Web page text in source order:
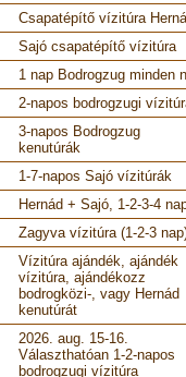
Csapatépítő vízitúra
Sajó csapatépítő vízitúra
1 nap Bodrogzug minden
2-napos bodrogzugi
3-napos Bodrogzug
kenutúrák
1-7-napos Sajó vízitúrák
Hernád + Sajó, 1-2-3-4
Zagyva vízitúra (1-2-3
Vízitúra ajándék, ajándék
vízitúra, ajándékozz
bodrogközi-, vagy Hernád
kenutúrát
2026. aug. 15-16.
Választhatóan 1-2-napos
bodrogzugi vízitúra